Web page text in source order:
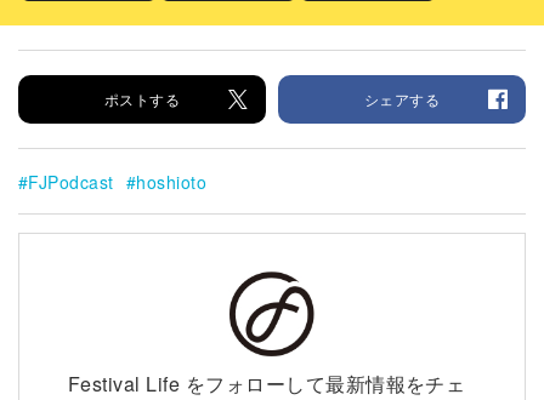
ポストする シェアする
FJPodcast hoshioto
Festival Life をフォローして最新情報をチェ